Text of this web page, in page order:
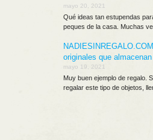
mayo 20, 2021
Qué ideas tan estupendas
peques de la casa. Muchas
NADIESINREGALO.COM
originales que
mayo 19, 2021
Muy buen ejemplo de regalo.
regalar este tipo de objetos,